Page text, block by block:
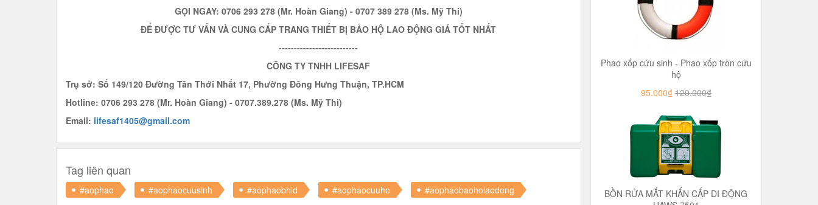
GỌI NGAY: 0706 293 278 (Mr. Hoàn Giang) - 0707 389 278 (Ms. Mỹ Thi)
ĐỂ ĐƯỢC TƯ VẤN VÀ CUNG CẤP TRANG THIẾT BỊ BẢO HỘ LAO ĐỘNG GIÁ TỐT NHẤT
--------------------------
CÔNG TY TNHH LIFESAF
Trụ sở: Số 149/120 Đường Tân Thới Nhất 17, Phường Đông Hưng Thuận, TP.HCM
Hotline: 0706 293 278 (Mr. Hoàn Giang) - 0707.389.278 (Ms. Mỹ Thi)
Email: lifesaf1405@gmail.com
Tag liên quan
#aophao #aophaocuusinh #aophaobhld #aophaocuuho #aophaobaoholaodong
Phao xốp cứu sinh - Phao xốp tròn cứu
hộ
95.000₫ 120.000₫
BỒN RỬA MẮT KHẨN CẤP DI ĐỘNG